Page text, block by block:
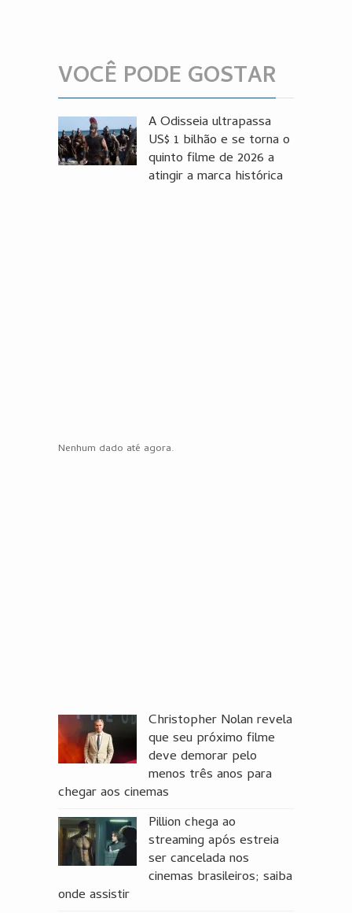
VOCÊ PODE GOSTAR
A Odisseia ultrapassa
US$ 1 bilhão e se torna o
quinto filme de 2026 a
atingir a marca histórica
Nenhum dado até agora.
Christopher Nolan revela
que seu próximo filme
deve demorar pelo
menos três anos para
chegar aos cinemas
Pillion chega ao
streaming após estreia
ser cancelada nos
cinemas brasileiros; saiba
onde assistir